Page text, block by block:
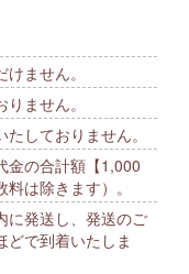
ません。
ません。
しておりません。
金の合計額【1,000
は除きます）。
に発送し、発送のご
どで到着いたしま